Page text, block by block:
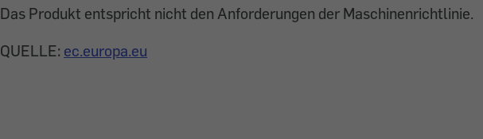
Das Produkt entspricht nicht den Anforderungen der Maschinenrichtlinie.
QUELLE: ec.europa.eu